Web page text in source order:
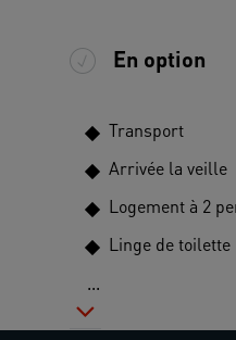
En option
Transport
Arrivée la veille
Logement à 2
Linge de toilette
...